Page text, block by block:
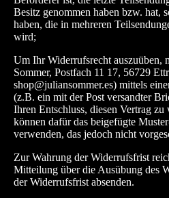
Besitz genommen haben bzw. hat,
haben, die in mehreren
wird;
Um Ihr Widerrufsrecht auszuüben,
Sommer, Postfach 11 17, 56729
shop@juliansommer.es) mittels
(z.B. ein mit der Post versandter
Ihren Entschluss, diesen Vertrag
können dafür das beigefügte
verwenden, das jedoch nicht
Zur Wahrung der Widerrufsfrist
Mitteilung über die Ausübung des
der Widerrufsfrist absenden.